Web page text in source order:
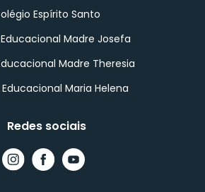
Espírito Santo
Madre Josefa
Madre Theresia
Maria Helena
Redes sociais